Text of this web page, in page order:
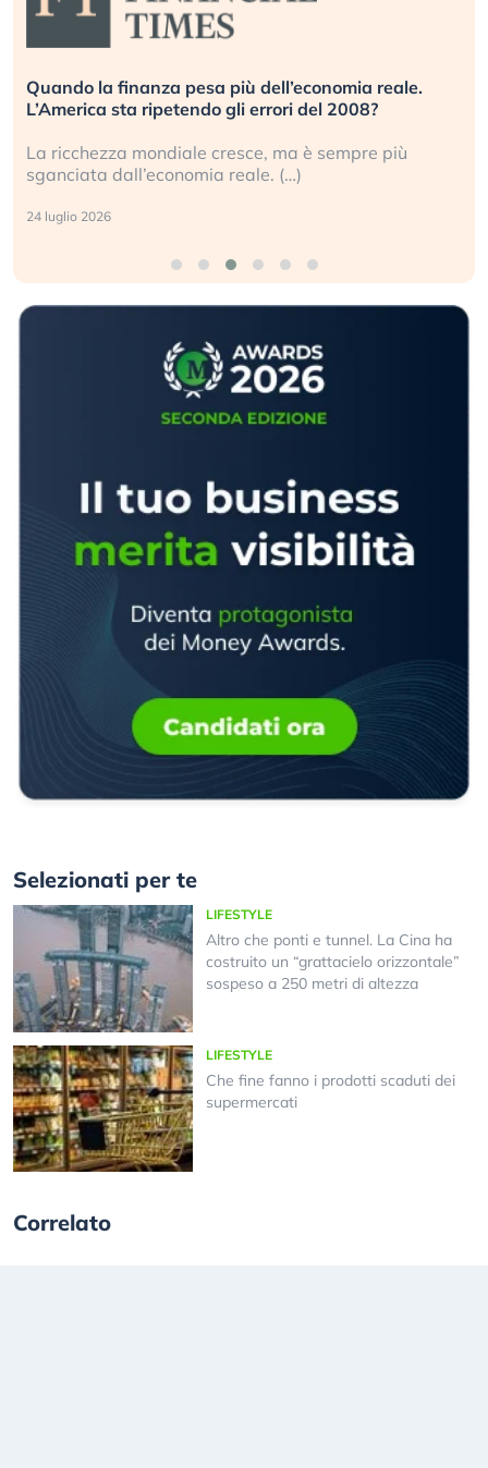
Quando la finanza pesa più dell’economia reale.
L’America sta ripetendo gli errori del 2008?
La ricchezza mondiale cresce, ma è sempre più
sganciata dall’economia reale. (…)
24 luglio 2026
Selezionati per te
LIFESTYLE
Altro che ponti e tunnel. La Cina ha
costruito un “grattacielo orizzontale”
sospeso a 250 metri di altezza
LIFESTYLE
Che fine fanno i prodotti scaduti dei
supermercati
Correlato